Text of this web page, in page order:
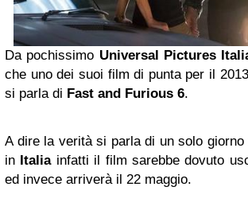
Da pochissimo Universal Pictures
che uno dei suoi film di punta per il
si parla di Fast and Furious 6.
A dire la verità si parla di un solo giorno
in Italia infatti il film sarebbe dovuto
ed invece arriverà il 22 maggio.